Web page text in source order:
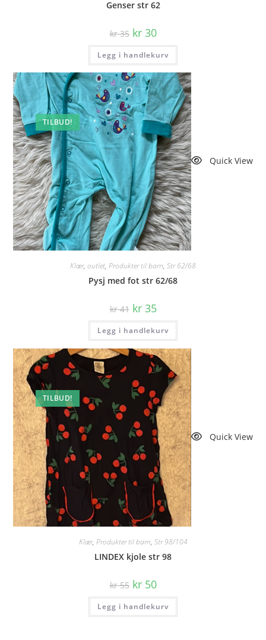
Genser str 62
kr35 Opprinnelig
pris
var:
kr 35.
kr30Nåværende
pris
er:
kr 30.
Legg i handlekurv
TILBUD!
Quick View
Klær, outlet, Produkter til barn, Str 62/68
Pysj med fot str 62/68
kr41 Opprinnelig
pris
var:
kr 41.
kr35Nåværende
pris
er:
kr 35.
Legg i handlekurv
TILBUD!
Quick View
Klær, Produkter til barn, Str 98/104
LINDEX kjole str 98
kr55 Opprinnelig
pris
var:
kr 55.
kr50Nåværende
pris
er:
kr 50.
Legg i handlekurv